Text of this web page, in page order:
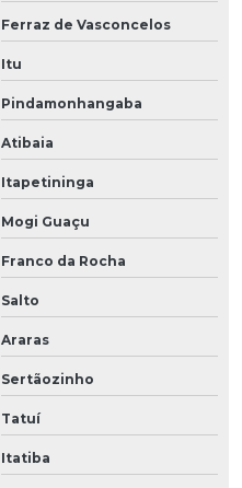
Ferraz de Vasconcelos
Itu
Pindamonhangaba
Atibaia
Itapetininga
Mogi Guaçu
Franco da Rocha
Salto
Araras
Sertãozinho
Tatuí
Itatiba